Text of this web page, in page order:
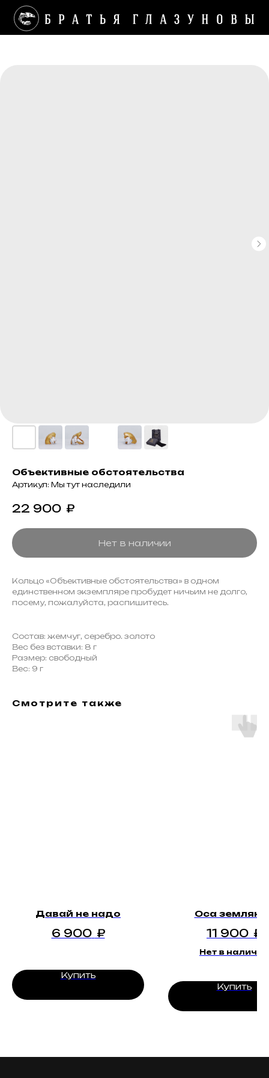
Объективные обстоятельства
Артикул: Мы тут наследили
22 900 ₽
Нет в наличии
Кольцо «Объективные обстоятельства» в одном
единственном экземпляре пробудет ничьим не долго,
посему, пожалуйста, распишитесь.
Состав: жемчуг, серебро. золото
Вес без вставки: 8 г
Размер: свободный
Вес: 9 г
Смотрите также
Давай не надо
6 900 ₽
Купить
Оса
11 900 ₽
Нет в наличии
Купить